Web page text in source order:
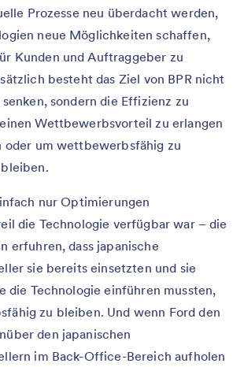
Prozesse neu überdacht werden,
neue Möglichkeiten schaffen,
Kunden und Auftraggeber zu
besteht das Ziel von BPR nicht
sondern die Effizienz zu
Wettbewerbsvorteil zu erlangen
oder um wettbewerbsfähig zu
nur Optimierungen
die Technologie verfügbar war – die
erfuhren, dass japanische
sie bereits einsetzten und sie
die Technologie einführen mussten,
zu bleiben. Und wenn Ford den
den japanischen
im Back-Office-Bereich aufholen